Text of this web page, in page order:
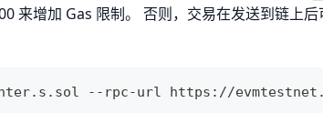
来增加 Gas 限制。 否则，交易在发送到链上
--rpc-url https://